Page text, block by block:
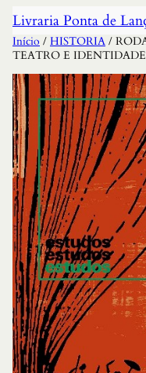
Livraria Ponta de
Início / HISTORIA /
TEATRO E